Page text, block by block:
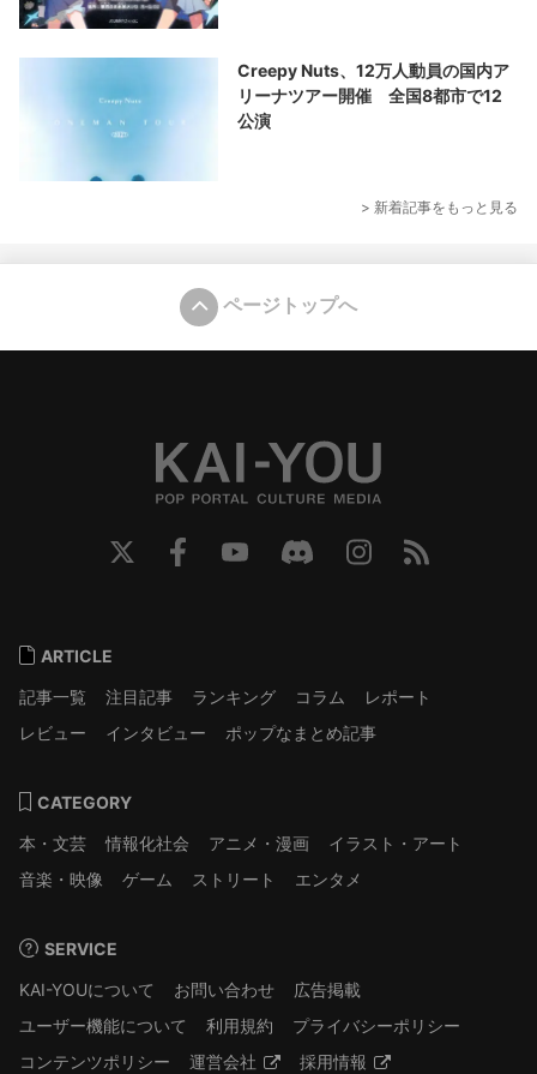
Creepy Nuts、12万人動員の国内ア
リーナツアー開催 全国8都市で12
公演
> 新着記事をもっと見る
ページトップへ
ARTICLE
記事一覧
注目記事 ランキング コラム
レポート
レビュー
インタビュー ポップなまとめ記事
CATEGORY
本・文芸
情報化社会 アニメ・漫画
イラスト・アート
音楽・映像
ゲーム ストリート エンタメ
SERVICE
KAI-YOUについて
お問い合わせ
広告掲載
ユーザー機能について
利用規約
プライバシーポリシー
コンテンツポリシー
運営会社 採用情報